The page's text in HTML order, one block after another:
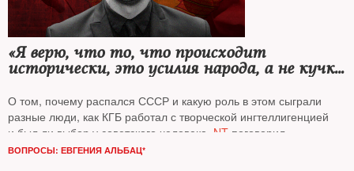
«Я верю, что то, что происходит
исторически, это усилия народа, а не кучки
О том, почему распался СССР и какую роль в этом сыграли
разные люди, как КГБ работал с творческой ингтеллигенцией
и был ли выбор у советского человека, NT поговорил
с писателем, журналистом
ВОПРОСЫ: ЕВГЕНИЯ АЛЬБАЦ*